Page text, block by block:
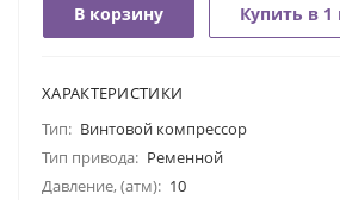
В корзину Купить в 1
ХАРАКТЕРИСТИКИ
Тип: Винтовой компрессор
Тип привода: Ременной
Давление, (атм): 10